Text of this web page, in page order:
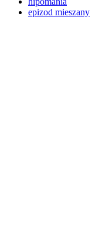
epizod mieszany